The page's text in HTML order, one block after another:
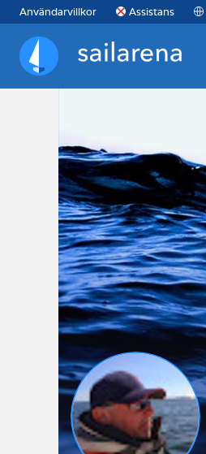
Användarvillkor Assistans
Sailarena